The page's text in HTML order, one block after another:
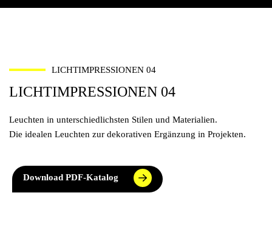
LICHTIMPRESSIONEN 04
LICHTIMPRESSIONEN 04
Leuchten in unterschiedlichsten Stilen und Materialien.
Die idealen Leuchten zur dekorativen Ergänzung in Projekten.
Download PDF-Katalog